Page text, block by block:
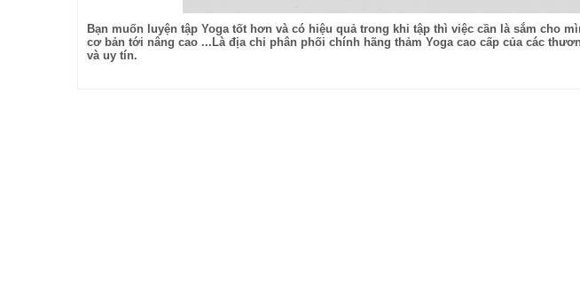
Bạn muốn luyện tập Yoga tốt hơn và có hiệu quả trong khi tập thì việc cần là sắm cho
cơ bản tới nâng cao ...Là địa chỉ phân phối chính hãng thảm Yoga cao cấp của các
và uy tín.